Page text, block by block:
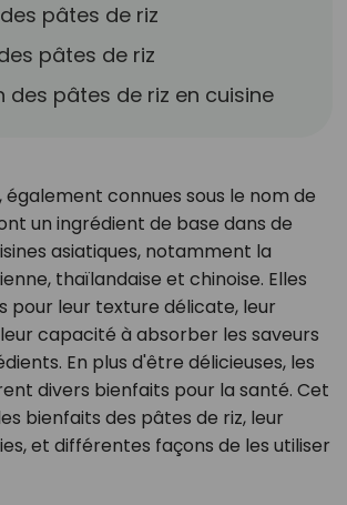
pâtes de riz
pâtes de riz
des pâtes de riz en cuisine
également connues sous le nom de
un ingrédient de base dans de
asiatiques, notamment la
thaïlandaise et chinoise. Elles
pour leur texture délicate, leur
capacité à absorber les saveurs
En plus d'être délicieuses, les
divers bienfaits pour la santé. Cet
bienfaits des pâtes de riz, leur
et différentes façons de les utiliser